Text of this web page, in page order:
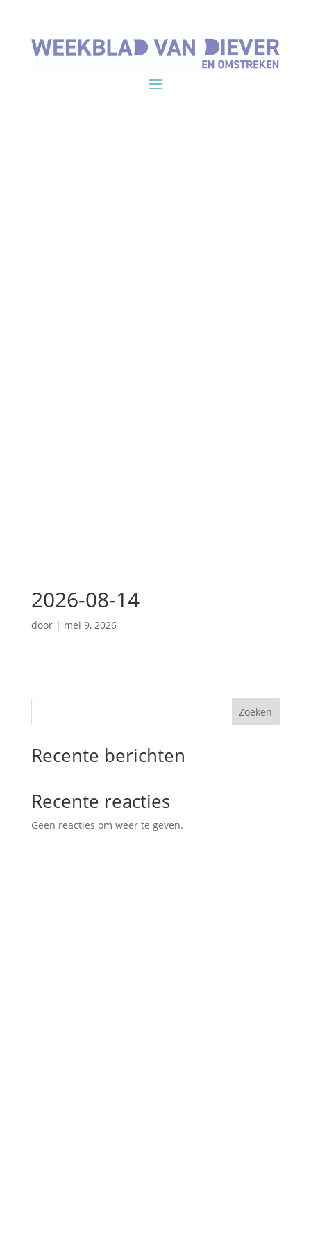
2026-08-14
door | mei 9, 2026
Zoeken
Recente berichten
Recente reacties
Geen reacties om weer te geven.